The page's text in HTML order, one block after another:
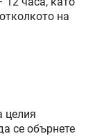
на
целия
се обърнете